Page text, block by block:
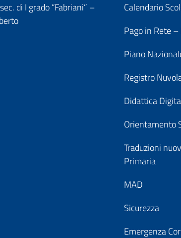
di I grado “Fabriani” –
Calendario
Pago in Rete –
Piano
Registro
Didattica
Orientamento
Traduzioni
Primaria
MAD
Sicurezza
Emergenza